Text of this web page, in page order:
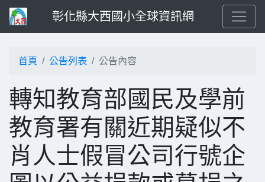
彰化縣大西國小全球資訊網
首頁 公告列表 公告內容
轉知教育部國民及學前
教育署有關近期疑似不
肖人士假冒公司行號企